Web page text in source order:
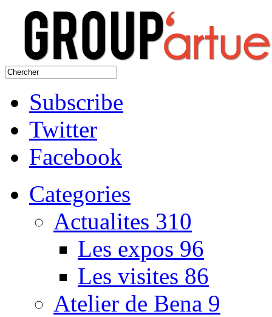
Subscribe
Twitter
Facebook
Categories
Actualites 310
Les expos 96
Les visites 86
Atelier de Bena 9